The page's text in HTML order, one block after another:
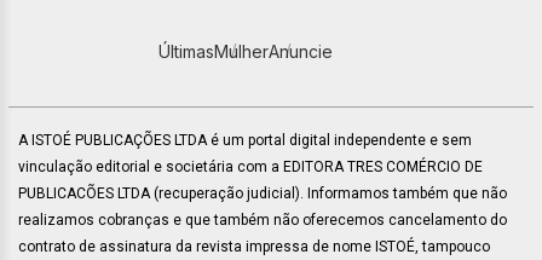
ÚltimasMulherAnuncie
A ISTOÉ PUBLICAÇÕES LTDA é um portal digital independente e sem
vinculação editorial e societária com a EDITORA TRES COMÉRCIO DE
PUBLICACÕES LTDA (recuperação judicial). Informamos também que não
realizamos cobranças e que também não oferecemos cancelamento do
contrato de assinatura da revista impressa de nome ISTOÉ, tampouco